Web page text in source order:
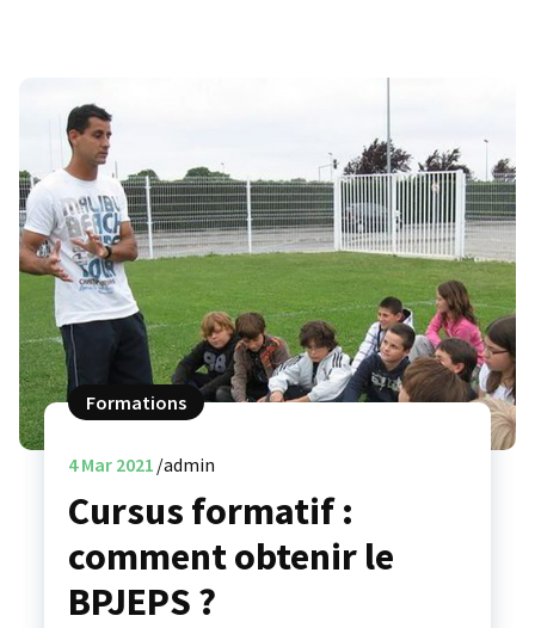
Formations
4Mar 2021 admin
Cursus formatif :
comment obtenir le
BPJEPS ?